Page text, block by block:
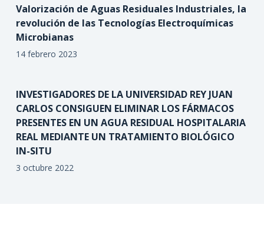
Valorización de Aguas Residuales Industriales, la
revolución de las Tecnologías Electroquímicas
Microbianas
14 febrero 2023
INVESTIGADORES DE LA UNIVERSIDAD REY JUAN
CARLOS CONSIGUEN ELIMINAR LOS FÁRMACOS
PRESENTES EN UN AGUA RESIDUAL HOSPITALARIA
REAL MEDIANTE UN TRATAMIENTO BIOLÓGICO
IN-SITU
3 octubre 2022